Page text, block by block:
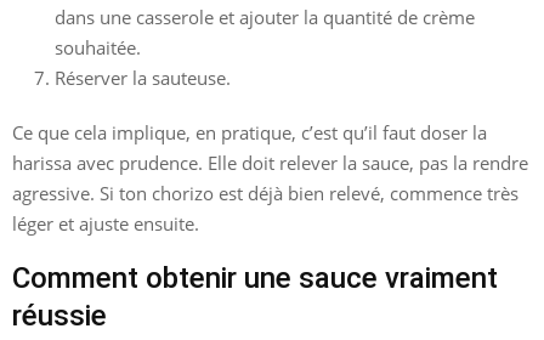
dans une casserole et ajouter la quantité de crème
souhaitée.
Réserver la sauteuse.
Ce que cela implique, en pratique, c’est qu’il faut doser la
harissa avec prudence. Elle doit relever la sauce, pas la rendre
agressive. Si ton chorizo est déjà bien relevé, commence très
léger et ajuste ensuite.
Comment obtenir une sauce vraiment
réussie